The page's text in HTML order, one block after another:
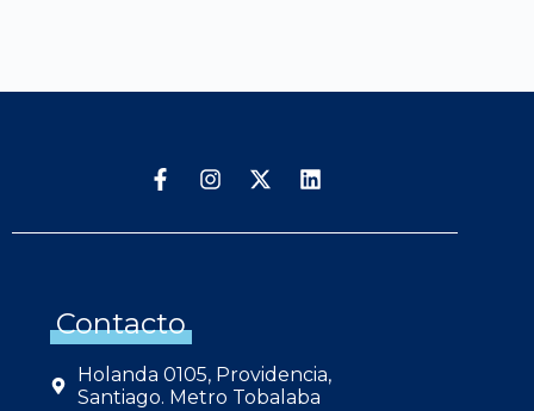
Contacto
Holanda 0105, Providencia,
Santiago. Metro Tobalaba